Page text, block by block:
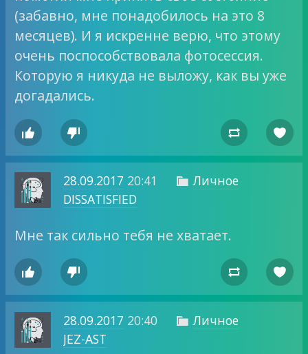
(забавно, мне понадобилось на это 8
месяцев). И я искренне верю, что этому
очень поспособствовала фотосессия.
Которую я никуда не выложу, как вы уже
догадались.
   
28.09.2017 20:41  Личное
DISSATISFIED
Мне так сильно тебя не хватает.
   
28.09.2017 20:40  Личное
JEZ-AST